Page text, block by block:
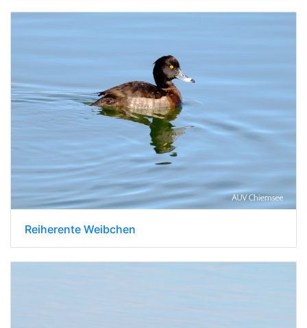
Reiherente Weibchen